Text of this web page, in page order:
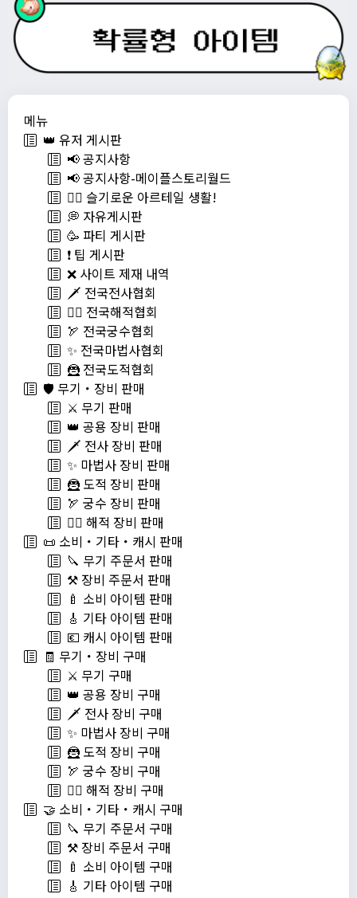
메뉴
👑 유저 게시판
📢 공지사항
📢 공지사항-메이플스토리월드
💁‍♂ 슬기로운 아르테일 생활!
💭 자유게시판
🥳 파티 게시판
❗️ 팁 게시판
❌ 사이트 제재 내역
🗡️ 전국전사협회
🏴‍☠️ 전국해적협회
🏹 전국궁수협회
✨ 전국마법사협회
🦹 전국도적협회
🛡️ 무기・장비 판매
⚔️ 무기 판매
👑 공용 장비 판매
🗡️ 전사 장비 판매
✨ 마법사 장비 판매
🦹 도적 장비 판매
🏹 궁수 장비 판매
🏴‍☠️ 해적 장비 판매
📜 소비・기타・캐시 판매
🔪 무기 주문서 판매
⚒️ 장비 주문서 판매
🍼 소비 아이템 판매
🎸 기타 아이템 판매
💶 캐시 아이템 판매
🧾 무기・장비 구매
⚔️ 무기 구매
👑 공용 장비 구매
🗡️ 전사 장비 구매
✨ 마법사 장비 구매
🦹 도적 장비 구매
🏹 궁수 장비 구매
🏴‍☠️ 해적 장비 구매
🤝 소비・기타・캐시 구매
🔪 무기 주문서 구매
⚒️ 장비 주문서 구매
🍼 소비 아이템 구매
🎸 기타 아이템 구매